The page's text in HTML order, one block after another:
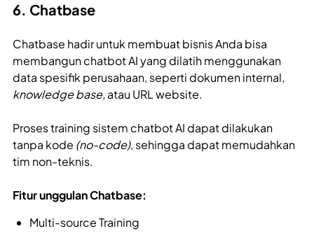
6. Chatbase
Chatbase hadir untuk membuat bisnis Anda bisa
membangun chatbot AI yang dilatih menggunakan
data spesifik perusahaan, seperti dokumen internal,
knowledge base,atau URL website.
Proses training sistem chatbot AI dapat dilakukan
tanpa kode (no-code), sehingga dapat memudahkan
tim non-teknis.
Fitur unggulan Chatbase:
Multi-source Training